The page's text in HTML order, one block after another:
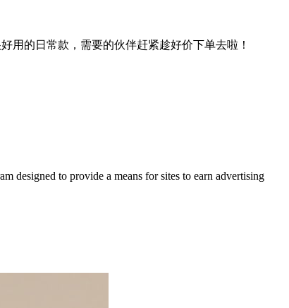
用的日常款，需要的伙伴赶紧趁好价下单去啦！
designed to provide a means for sites to earn advertising